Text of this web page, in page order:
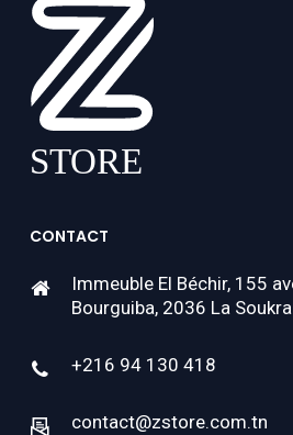
CONTACT
Immeuble El Béchir, 155
Bourguiba, 2036 La Soukra
+216 94 130 418
contact@zstore.com.tn